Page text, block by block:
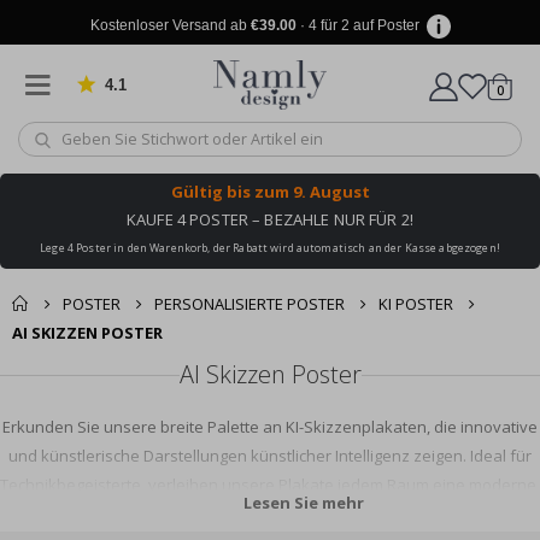
Kostenloser Versand ab €39.00· 4 für 2 auf Poster
4.1 von 1029 Bewertungen
Wagen
0
Gültig bis zum 9. August
KAUFE 4 POSTER – BEZAHLE NUR FÜR 2!
Lege 4 Poster in den Warenkorb, der Rabatt wird automatisch an der Kasse abgezogen!
POSTER PERSONALISIERTE POSTER
KI POSTER
AI SKIZZEN POSTER
AI Skizzen Poster
Erkunden Sie unsere breite Palette an KI-Skizzenplakaten, die innovative
und künstlerische Darstellungen künstlicher Intelligenz zeigen. Ideal für
futuristische Note. Hergestellt aus hochwertigen Materialien, sind diese
Lesen Sie mehr